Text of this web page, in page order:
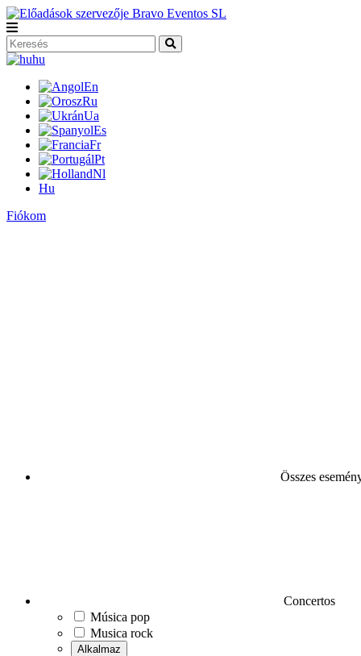
hu
En
Ru
Ua
Es
Fr
Pt
Nl
Hu
Fiókom
Összes
Concertos
Música pop
Musica rock
Alkalmaz